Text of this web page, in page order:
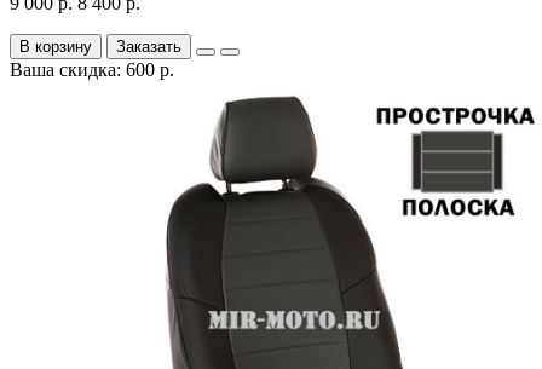
В корзину Заказать
Ваша скидка: 600 р.